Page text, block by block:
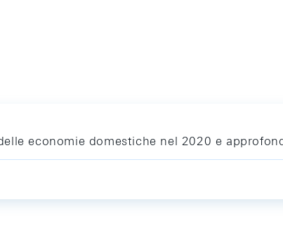
economie domestiche nel 2020 e